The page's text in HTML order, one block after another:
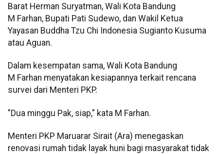
Barat Herman Suryatman, Wali Kota Bandung
M Farhan, Bupati Pati Sudewo, dan Wakil Ketua
Yayasan Buddha Tzu Chi Indonesia Sugianto Kusuma
atau Aguan.
Dalam kesempatan sama, Wali Kota Bandung
M Farhan menyatakan kesiapannya terkait rencana
survei dari Menteri PKP.
"Dua minggu Pak, siap," kata M Farhan.
Menteri PKP Maruarar Sirait (Ara) menegaskan
renovasi rumah tidak layak huni bagi masyarakat tidak